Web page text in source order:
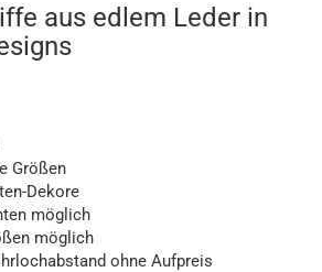
aus edlem Leder in
Größen
Dekore
möglich
möglich
ohne Aufpreis